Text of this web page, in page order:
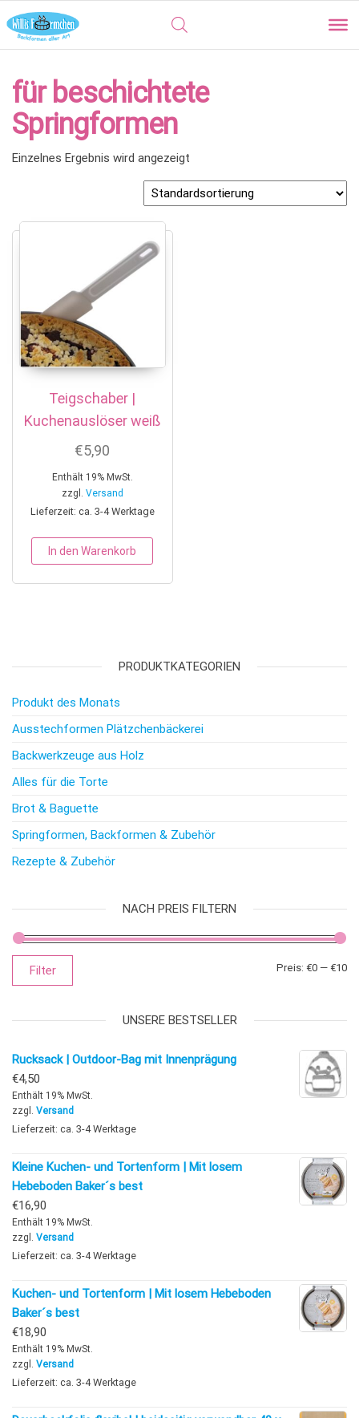
für beschichtete
Springformen
Einzelnes Ergebnis wird angezeigt
Teigschaber |
Kuchenauslöser weiß
€5,90
Enthält 19% MwSt.
zzgl. Versand
Lieferzeit: ca. 3-4 Werktage
In den Warenkorb
PRODUKTKATEGORIEN
Produkt des Monats
Ausstechformen Plätzchenbäckerei
Backwerkzeuge aus Holz
Alles für die Torte
Brot & Baguette
Springformen, Backformen & Zubehör
Rezepte & Zubehör
NACH PREIS FILTERN
Filter Preis: €0 — €10
UNSERE BESTSELLER
Rucksack | Outdoor-Bag mit Innenprägung
€4,50
Enthält 19% MwSt.
zzgl. Versand
Lieferzeit: ca. 3-4 Werktage
Kleine Kuchen- und Tortenform | Mit losem
Hebeboden Baker´s best
€16,90
Enthält 19% MwSt.
zzgl. Versand
Lieferzeit: ca. 3-4 Werktage
Kuchen- und Tortenform | Mit losem Hebeboden
Baker´s best
€18,90
Enthält 19% MwSt.
zzgl. Versand
Lieferzeit: ca. 3-4 Werktage